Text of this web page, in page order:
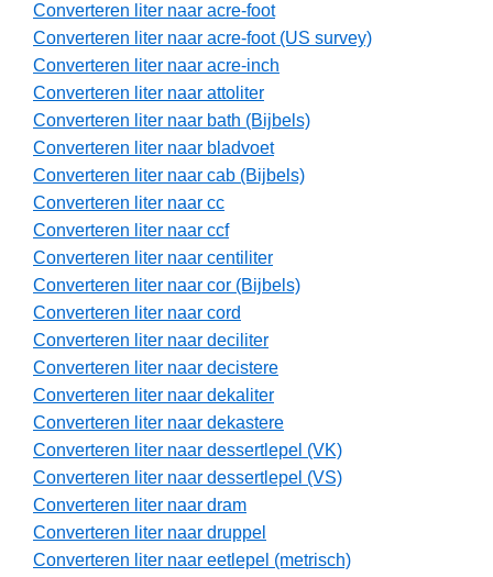
Converteren liter naar acre-foot
Converteren liter naar acre-foot (US survey)
Converteren liter naar acre-inch
Converteren liter naar attoliter
Converteren liter naar bath (Bijbels)
Converteren liter naar bladvoet
Converteren liter naar cab (Bijbels)
Converteren liter naar cc
Converteren liter naar ccf
Converteren liter naar centiliter
Converteren liter naar cor (Bijbels)
Converteren liter naar cord
Converteren liter naar deciliter
Converteren liter naar decistere
Converteren liter naar dekaliter
Converteren liter naar dekastere
Converteren liter naar dessertlepel (VK)
Converteren liter naar dessertlepel (VS)
Converteren liter naar dram
Converteren liter naar druppel
Converteren liter naar eetlepel (metrisch)